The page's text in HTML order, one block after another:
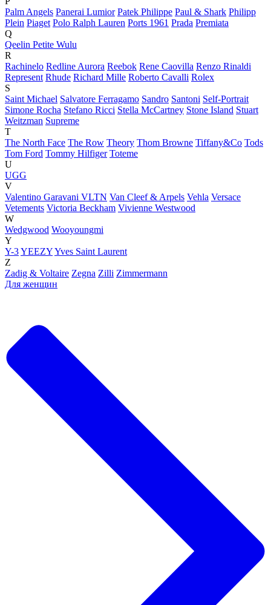
Palm Angels Panerai Lumior Patek Philippe Paul & Shark Philipp
Plein Piaget Polo Ralph Lauren Ports 1961 Prada Premiata
Q
Qeelin Petite Wulu
R
Rachinelo Redline Aurora Reebok Rene Caovilla Renzo Rinaldi
Represent Rhude Richard Mille Roberto Cavalli Rolex
S
Saint Michael Salvatore Ferragamo Sandro Santoni Self-Portrait
Simone Rocha Stefano Ricci Stella McCartney Stone Island Stuart
Weitzman Supreme
T
The North Face The Row Theory Thom Browne Tiffany&Co Tods
Tom Ford Tommy Hilfiger Toteme
U
UGG
V
Valentino Garavani VLTN Van Cleef & Arpels Vehla Versace
Vetements Victoria Beckham Vivienne Westwood
W
Wedgwood Wooyoungmi
Y
Y-3YEEZYYves Saint Laurent
Z
Zadig & Voltaire Zegna Zilli Zimmermann
Для женщин